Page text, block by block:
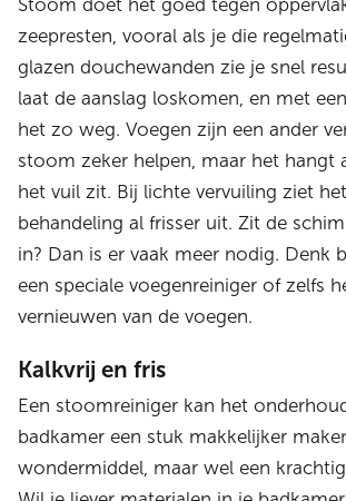
Stoom doet het goed tegen
zeepresten, vooral als je die
glazen douchewanden zie je snel
laat de aanslag loskomen, en met
het zo weg. Voegen zijn een ander
stoom zeker helpen, maar het hangt
het vuil zit. Bij lichte vervuiling ziet
behandeling al frisser uit. Zit de
in? Dan is er vaak meer nodig. Denk
een speciale voegenreiniger of zelfs
vernieuwen van de voegen.
Kalkvrij en fris
Een stoomreiniger kan het
badkamer een stuk makkelijker
wondermiddel, maar wel een